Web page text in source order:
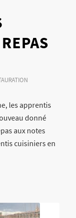
les apprentis
donné
aux notes
cuisiniers en